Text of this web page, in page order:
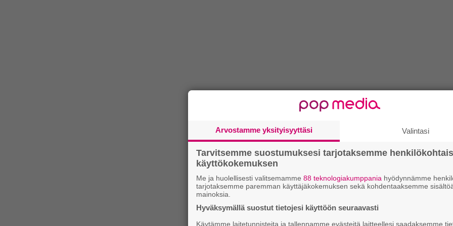
Arvostamme yksityisyyttäsi Valintasi
Tarvitsemme suostumuksesi tarjotaksemme
käyttökokemuksen
Me ja huolellisesti valitsemamme 88 teknologiakumppania hyödynnämme
tarjotaksemme paremman käyttäjäkokemuksen sekä kohdentaaksemme
mainoksia.
Hyväksymällä suostut tietojesi käyttöön seuraavasti
Käytämme laitetunnisteita ja tallennamme evästeitä laitteellesi saadaksemme